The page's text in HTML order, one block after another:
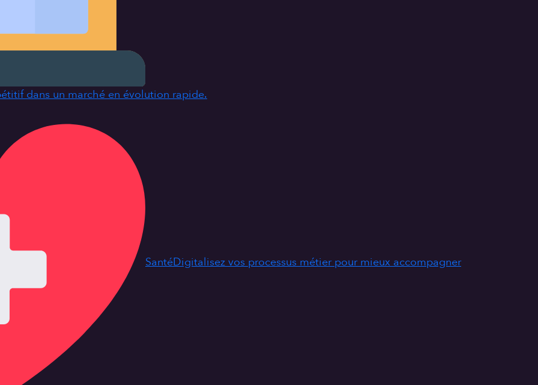
dans un marché en évolution rapide.
SantéDigitalisez vos processus métier pour mieux accompagner